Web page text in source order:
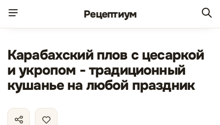
Рецептиум
Карабахский плов с цесаркой
и укропом - традиционный
кушанье на любой праздник